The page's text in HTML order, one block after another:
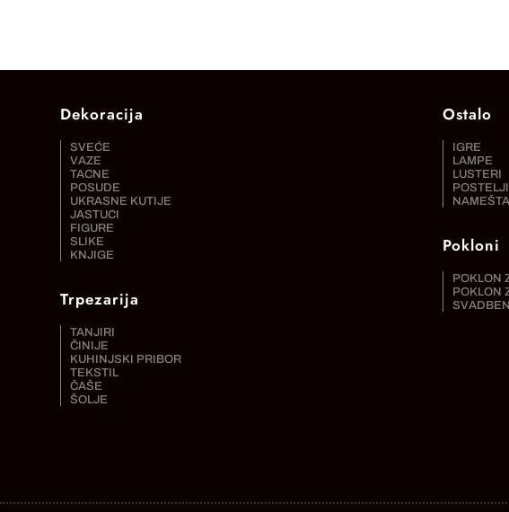
Dekoracija
SVEĆE
VAZE
TACNE
POSUDE
UKRASNE KUTIJE
JASTUCI
FIGURE
SLIKE
KNJIGE
Trpezarija
TANJIRI
ČINIJE
KUHINJSKI PRIBOR
TEKSTIL
ČAŠE
ŠOLJE
Ostalo
IGRE
LAMPE
LUSTERI
Pokloni
POKLON
POKLON